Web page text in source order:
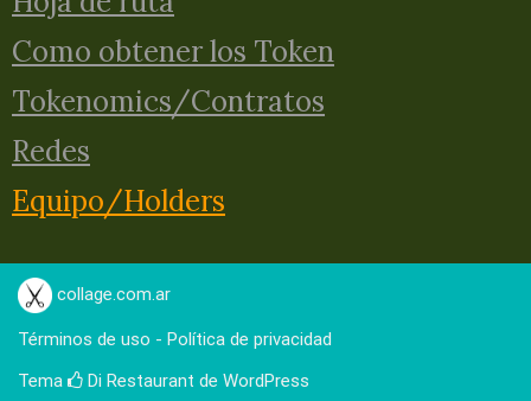
Como obtener los Token
Tokenomics/Contratos
Redes
Equipo/Holders
collage.com.ar
Términos de uso - Política de privacidad
Tema
Di Restaurant de WordPress